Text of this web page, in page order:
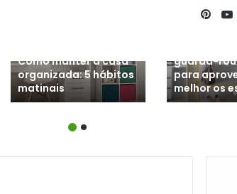
Como manter a casa
organizada: 5 hábitos
matinais
guarda-
para
melhor os